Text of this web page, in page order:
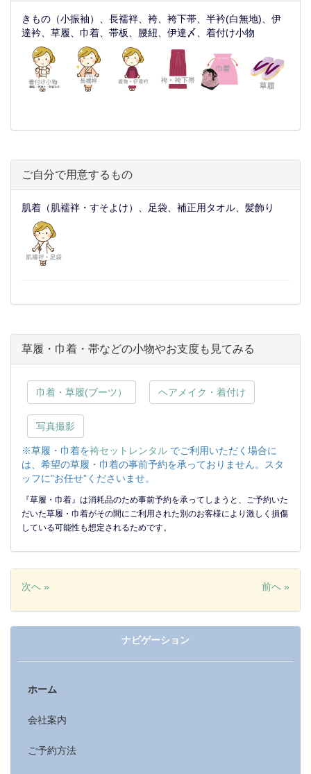
きもの（小振袖）、長襦袢、袴、袴下帯、半衿(白無地)、伊
達衿、草履、巾着、帯板、腰紐、伊達〆、着付け小物
ご自分で用意するもの
肌着（肌襦袢・すそよけ）、足袋、補正用タオル、髪飾り
草履・巾着・帯などの小物やお支度も見てみる
巾着・草履(ブーツ） ヘアメイク・着付け
写真撮影
※草履・巾着を袴セットレンタル でご利用いただく場合に
は、希望の草履・巾着の事前予約を承っておりません。スタ
ッフに”お任せ”くださいませ。
『草履・巾着』は消耗品のため事前予約を承ってしまうと、ご予約いた
だいた草履・巾着がその間にご利用された別のお客様により激しく損傷
している可能性も想定されるためです。
次へ » 前へ »
ナビゲーション
ホーム
会社案内
ご予約方法